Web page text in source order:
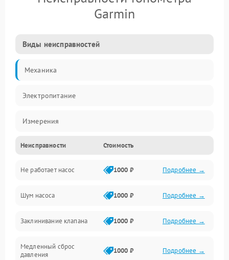
Garmin
Виды неисправностей
Механика
Электропитание
Измерения
Манжета
Неисправности Стоимость
Не работает насос 1000 ₽ Подробнее →
Шум насоса 1000 ₽ Подробнее →
Заклинивание клапана 1000 ₽ Подробнее →
Медленный сброс
давления
1000 ₽ Подробнее →